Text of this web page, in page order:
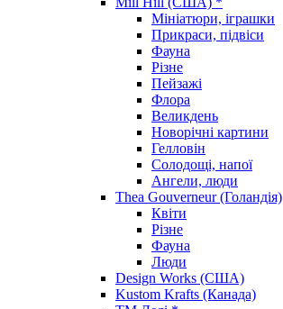
Мініатюри, іграшки
Прикраси, підвіси
Фауна
Різне
Пейзажі
Флора
Великдень
Новорічні картини
Гелловін
Солодощі, напої
Ангели, люди
Thea Gouverneur (Голандія)
Квіти
Різне
Фауна
Люди
Design Works (США)
Kustom Krafts (Канада)